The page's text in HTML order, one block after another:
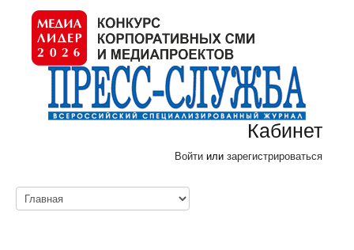
Кабинет
Войти или зарегистрироваться